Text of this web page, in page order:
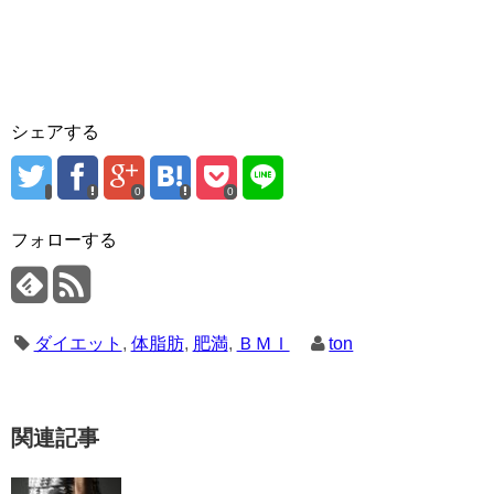
シェアする
0 0
フォローする
ダイエット , 体脂肪, 肥満, ＢＭＩ ton
関連記事